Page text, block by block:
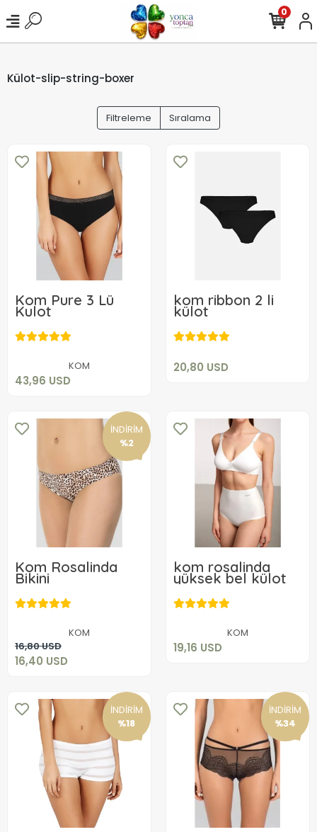
0
Külot-slip-string-boxer
Filtreleme Sıralama
Kom Pure 3 Lü
Kulot
KOM
43,96 USD
43,96 USD
kom ribbon 2 li
külot
20,80 USD
20,80 USD
Sepete Ekle
İNDİRİM
%2
Kom Rosalinda
Bikini
KOM
16,80 USD
16,40 USD
16,40 USD
Sepete Ekle
kom rosalinda
yüksek bel külot
KOM
19,16 USD
19,16 USD
İNDİRİM
%18
İNDİRİM
%34